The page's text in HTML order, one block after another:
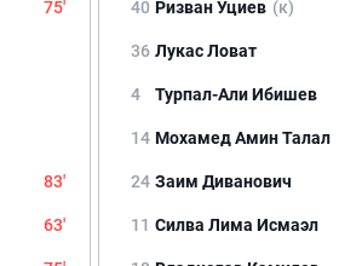
75'
83'
63'
40 Ризван Уциев (к)
36 Лукас Ловат
4 Турпал-Али Ибишев
14 Мохамед Амин Талал
24 Заим Диванович
11 Силва Лима Исмаэл